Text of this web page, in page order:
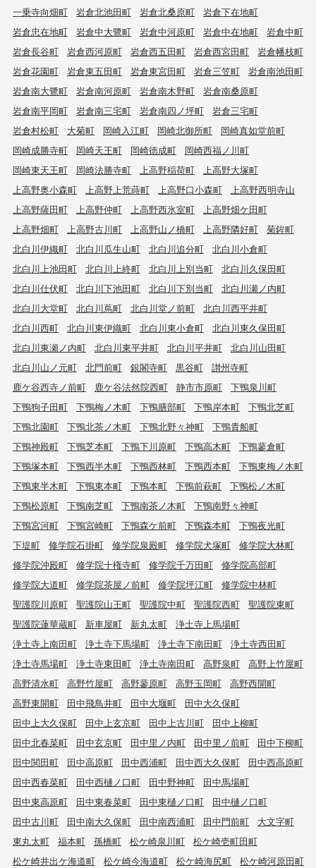
一乗寺向畑町
岩倉北池田町 岩倉北桑原町
岩倉下在地町
岩倉忠在地町
岩倉中大鷺町 岩倉中河原町 岩倉中在地町
岩倉中町
岩倉長谷町
岩倉西河原町 岩倉西五田町 岩倉西宮田町
岩倉幡枝町
岩倉花園町
岩倉東五田町 岩倉東宮田町 岩倉三笠町
岩倉南池田町
岩倉南大鷺町
岩倉南河原町 岩倉南木野町
岩倉南桑原町
岩倉南平岡町
岩倉南三宅町 岩倉南四ノ坪町
岩倉三宅町
岩倉村松町
大菊町 岡崎入江町 岡崎北御所町
岡崎真如堂前町
岡崎成勝寺町
岡崎天王町 岡崎徳成町
岡崎西福ノ川町
岡崎東天王町
岡崎法勝寺町 上高野稲荷町
上高野大塚町
上高野奥小森町
上高野上荒蒔町 上高野口小森町
上高野西明寺山
上高野薩田町
上高野仲町 上高野西氷室町
上高野畑ケ田町
上高野畑町
上高野古川町 上高野山ノ橋町 上高野隣好町
菊鉾町
北白川伊織町
北白川瓜生山町 北白川追分町
北白川小倉町
北白川上池田町
北白川上終町 北白川上別当町
北白川久保田町
北白川仕伏町
北白川下池田町 北白川下別当町
北白川瀬ノ内町
北白川大堂町
北白川蔦町 北白川堂ノ前町
北白川西平井町
北白川西町
北白川東伊織町 北白川東小倉町
北白川東久保田町
北白川東瀬ノ内町
北白川東平井町 北白川平井町
北白川山田町
北白川山ノ元町
北門前町 銀閣寺町 黒谷町
讃州寺町
鹿ケ谷西寺ノ前町
鹿ケ谷法然院西町 静市市原町
下鴨泉川町
下鴨狗子田町
下鴨梅ノ木町 下鴨膳部町 下鴨岸本町
下鴨北芝町
下鴨北園町
下鴨北茶ノ木町 下鴨北野々神町
下鴨貴船町
下鴨神殿町
下鴨芝本町 下鴨下川原町 下鴨高木町
下鴨蓼倉町
下鴨塚本町
下鴨西半木町 下鴨西林町 下鴨西本町
下鴨東梅ノ木町
下鴨東半木町
下鴨東本町 下鴨本町 下鴨前萩町
下鴨松ノ木町
下鴨松原町
下鴨南芝町 下鴨南茶ノ木町
下鴨南野々神町
下鴨宮河町
下鴨宮崎町 下鴨森ケ前町 下鴨森本町
下鴨夜光町
下堤町
修学院石掛町 修学院泉殿町 修学院犬塚町
修学院大林町
修学院沖殿町
修学院十権寺町 修学院千万田町
修学院高部町
修学院大道町
修学院茶屋ノ前町 修学院坪江町
修学院中林町
聖護院川原町
聖護院山王町 聖護院中町 聖護院西町
聖護院東町
聖護院蓮華蔵町
新車屋町 新丸太町
浄土寺上馬場町
浄土寺上南田町
浄土寺下馬場町 浄土寺下南田町
浄土寺西田町
浄土寺馬場町
浄土寺東田町 浄土寺南田町 高野泉町
高野上竹屋町
高野清水町
高野竹屋町 高野蓼原町 高野玉岡町
高野西開町
高野東開町
田中飛鳥井町 田中大堰町
田中大久保町
田中上大久保町
田中上玄京町 田中上古川町
田中上柳町
田中北春菜町
田中玄京町 田中里ノ内町 田中里ノ前町
田中下柳町
田中関田町
田中高原町 田中西浦町 田中西大久保町
田中西高原町
田中西春菜町
田中西樋ノ口町 田中野神町
田中馬場町
田中東高原町
田中東春菜町 田中東樋ノ口町
田中樋ノ口町
田中古川町
田中南大久保町 田中南西浦町 田中門前町
大文字町
東丸太町
福本町 孫橋町 松ケ崎泉川町
松ケ崎壱町田町
松ケ崎井出ケ海道町
松ケ崎今海道町 松ケ崎海尻町
松ケ崎河原田町